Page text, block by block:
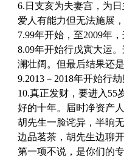
6.日支亥为夫妻宫，为
爱人有能力但无法施展
7.99年开始，至2009年
8.09年开始行戊寅大运
澜壮阔。但最后结果还
9.2013－2018年开始行
10.真正发财，要进入55
好的十年。届时净资产
胡先生一脸诧异，半晌
边品茗茶，胡先生边聊
第一项不说，是你们的